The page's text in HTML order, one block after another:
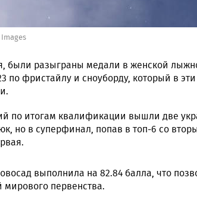
были разыграны медали в женской
по фристайлу и сноуборду, который в
по итогам квалификации вышли две
но в суперфинал, попав в топ-6 со
выполнила на 82.84 балла, что
первенства.